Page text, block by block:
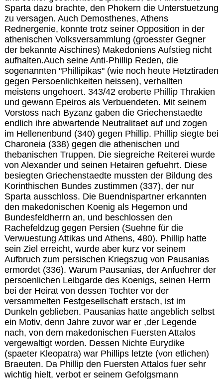
Sparta dazu brachte, den Phokern die Unterstuetzung
zu versagen. Auch Demosthenes, Athens
Rednergenie, konnte trotz seiner Opposition in der
athenischen Volksversammlung (groesster Gegner
der bekannte Aischines) Makedoniens Aufstieg nicht
aufhalten.Auch seine Anti-Phillip Reden, die
sogenannten "Phillipikas" (wie noch heute Hetztiraden
gegen Persoenlichkeiten heissen), verhallten
meistens ungehoert. 343/42 eroberte Phillip Thrakien
und gewann Epeiros als Verbuendeten. Mit seinem
Vorstoss nach Byzanz gaben die Griechenstaedte
endlich ihre abwartende Neutralitaet auf und zogen
im Hellenenbund (340) gegen Phillip. Phillip siegte bei
Charoneia (338) gegen die athenischen und
thebanischen Truppen. Die siegreiche Reiterei wurde
von Alexander und seinen Hetairen gefuehrt. Diese
besiegten Griechenstaedte mussten der Bildung des
Korinthischen Bundes zustimmen (337), der nur
Sparta ausschloss. Die Buendnispartner erkannten
den makedonischen Koenig als Hegemon und
Bundesfeldherrn an, und beschlossen den
Rachefeldzug gegen Persien (Suehne für die
Verwuestung Attikas und Athens, 480). Phillip hatte
sein Ziel erreicht, wurde aber kurz vor seinem
Aufbruch zum persischen Kriegszug von Pausanias
ermordet (336). Warum Pausanias, der Anfuehrer der
persoenlichen Leibgarde des Koenigs, seinen Herrn
bei der Heirat von dessen Tochter vor der
versammelten Festgesellschaft erstach, ist im
Dunkeln geblieben. Pausanias hatte angeblich selbst
ein Motiv, denn Jahre zuvor war er ,der Legende
nach, von dem makedonischen Fuersten Attalos
vergewaltigt worden. Dessen Nichte Eurydike
(spaeter Kleopatra) war Phillips letzte (von etlichen)
Braeuten. Da Phillip den Fuersten Attalos fuer sehr
wichtig hielt, verbot er seinem Gefolgsmann